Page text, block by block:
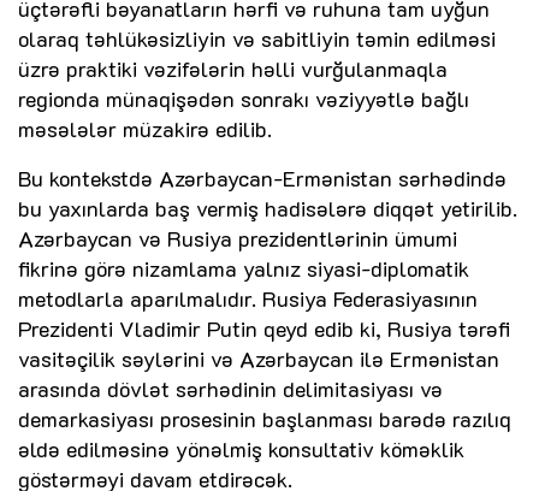
üçtərəfli bəyanatların hərfi və ruhuna tam uyğun
olaraq təhlükəsizliyin və sabitliyin təmin edilməsi
üzrə praktiki vəzifələrin həlli vurğulanmaqla
regionda münaqişədən sonrakı vəziyyətlə bağlı
məsələlər müzakirə edilib.
Bu kontekstdə Azərbaycan-Ermənistan sərhədində
bu yaxınlarda baş vermiş hadisələrə diqqət yetirilib.
Azərbaycan və Rusiya prezidentlərinin ümumi
fikrinə görə nizamlama yalnız siyasi-diplomatik
metodlarla aparılmalıdır. Rusiya Federasiyasının
Prezidenti Vladimir Putin qeyd edib ki, Rusiya tərəfi
vasitəçilik səylərini və Azərbaycan ilə Ermənistan
arasında dövlət sərhədinin delimitasiyası və
demarkasiyası prosesinin başlanması barədə razılıq
əldə edilməsinə yönəlmiş konsultativ köməklik
göstərməyi davam etdirəcək.